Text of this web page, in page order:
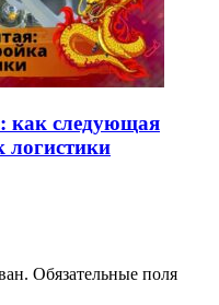
как следующая
логистики
Обязательные поля